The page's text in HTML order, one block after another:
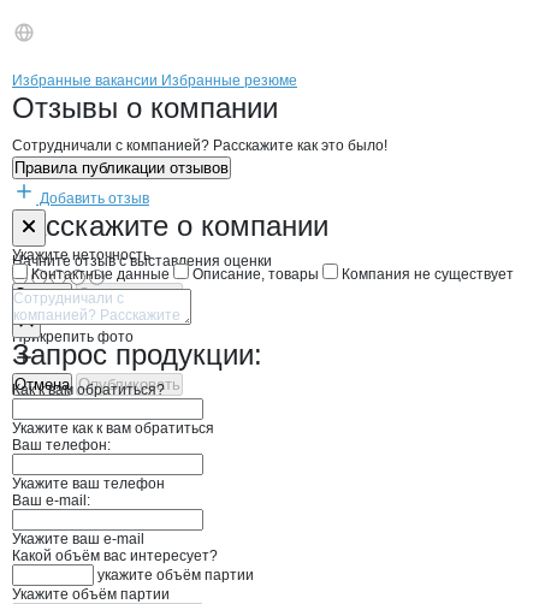
Брендыкомпани БЛАФ
Вакансии вБЛАФ
Избранные вакансии Избранные резюме
Новости oБЛАФ, ИП
Отзывы о компании
Сотрудничали с компанией? Расскажите как это было!
Правила публикации отзывов
Добавить отзыв
Расскажите о компании
Начните отзыв с выставления оценки
Прикрепить фото
Отмена Опубликовать
Форма обратной связи о неточностях
Укажите неточность
Контактные данные
Описание, товары Компания не существует
Отмена Опубликовать
Запрос продукции:
Как к вам обратиться?
Укажите как к вам обратиться
Ваш телефон:
Укажите ваш телефон
Ваш e-mail:
Укажите ваш e-mail
Какой объём вас интересует?
укажите объём партии
Укажите объём партии